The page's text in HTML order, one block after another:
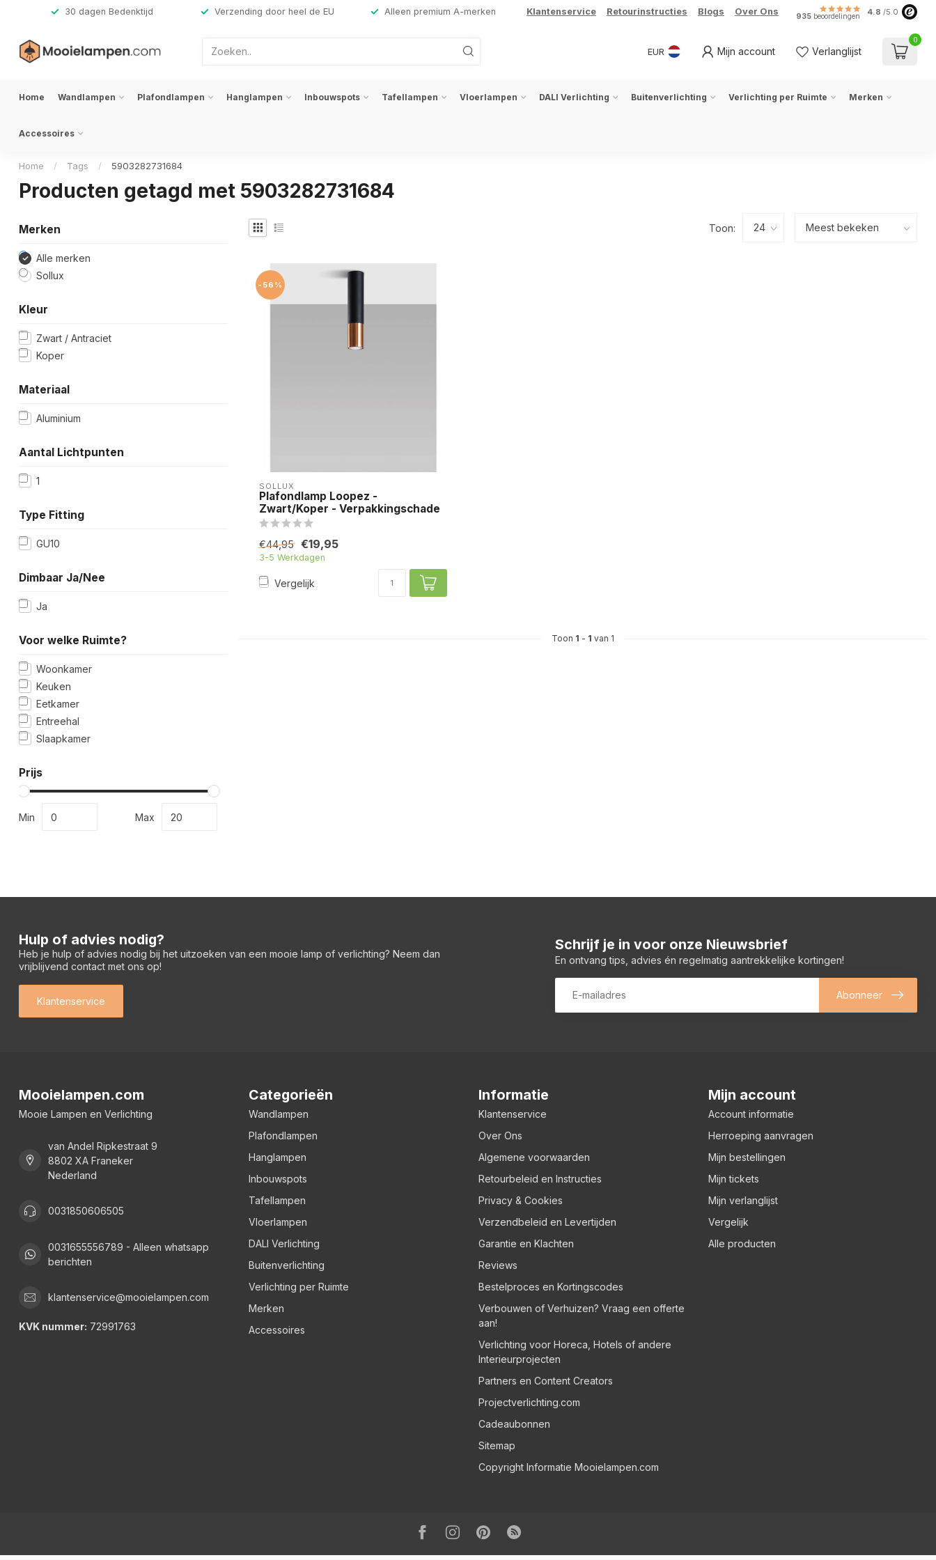
30 dagen Bedenktijd Verzending door heel de EU Alleen premium A-merken Klantenservice Retourinstructies Blogs Over Ons 935 beoordelingen 4.8 /5.0
EUR Mijn account Verlanglijst
0
Home Wandlampen Plafondlampen Hanglampen Inbouwspots Tafellampen Vloerlampen DALI Verlichting Buitenverlichting Verlichting per Ruimte Merken
Accessoires
Home / Tags / 5903282731684
Producten getagd met 5903282731684
Merken
Alle merken
Sollux
Kleur
Zwart / Antraciet
Koper
Materiaal
Aluminium
Aantal Lichtpunten
1
Type Fitting
GU10
Dimbaar Ja/Nee
Ja
Voor welke Ruimte?
Woonkamer
Keuken
Eetkamer
Entreehal
Slaapkamer
Prijs
Min Max
Toon:
-56%
SOLLUX
Plafondlamp Loopez -
Zwart/Koper - Verpakkingschade
€44,95 €19,95
3-5 Werkdagen
Vergelijk
Toon 1 - 1 van 1
Hulp of advies nodig?
Heb je hulp of advies nodig bij het uitzoeken van een mooie lamp of verlichting? Neem dan
vrijblijvend contact met ons op!
Klantenservice
Schrijf je in voor onze Nieuwsbrief
En ontvang tips, advies én regelmatig aantrekkelijke kortingen!
Abonneer
Mooielampen.com
Mooie Lampen en Verlichting
van Andel Ripkestraat 9
8802 XA Franeker
Nederland
0031850606505
0031655556789 - Alleen whatsapp
berichten
klantenservice@mooielampen.com
KVK nummer: 72991763
Categorieën
Wandlampen
Plafondlampen
Hanglampen
Inbouwspots
Tafellampen
Vloerlampen
DALI Verlichting
Buitenverlichting
Verlichting per Ruimte
Merken
Accessoires
Informatie
Klantenservice
Over Ons
Algemene voorwaarden
Retourbeleid en Instructies
Privacy & Cookies
Verzendbeleid en Levertijden
Garantie en Klachten
Reviews
Bestelproces en Kortingscodes
Verbouwen of Verhuizen? Vraag een offerte
aan!
Verlichting voor Horeca, Hotels of andere
Interieurprojecten
Partners en Content Creators
Projectverlichting.com
Cadeaubonnen
Sitemap
Copyright Informatie Mooielampen.com
Mijn account
Account informatie
Herroeping aanvragen
Mijn bestellingen
Mijn tickets
Mijn verlanglijst
Vergelijk
Alle producten